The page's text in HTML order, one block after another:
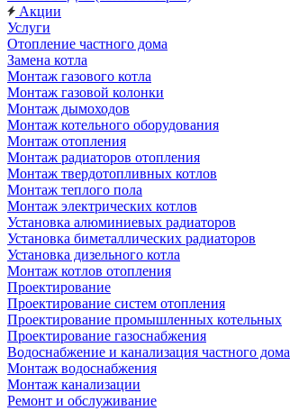
Акции
Услуги
Отопление частного дома
Замена котла
Монтаж газового котла
Монтаж газовой колонки
Монтаж дымоходов
Монтаж котельного оборудования
Монтаж отопления
Монтаж радиаторов отопления
Монтаж твердотопливных котлов
Монтаж теплого пола
Монтаж электрических котлов
Установка алюминиевых радиаторов
Установка биметаллических радиаторов
Установка дизельного котла
Монтаж котлов отопления
Проектирование
Проектирование систем отопления
Проектирование промышленных котельных
Проектирование газоснабжения
Водоснабжение и канализация частного дома
Монтаж водоснабжения
Монтаж канализации
Ремонт и обслуживание